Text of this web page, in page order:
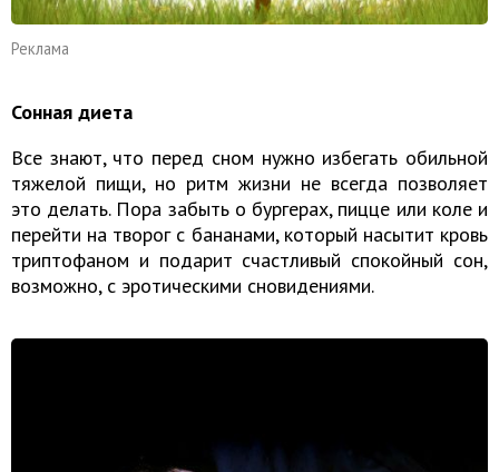
Реклама
Сонная диета
Все знают, что перед сном нужно избегать обильной
тяжелой пищи, но ритм жизни не всегда позволяет
это делать. Пора забыть о бургерах, пицце или коле и
перейти на творог с бананами, который насытит кровь
триптофаном и подарит счастливый спокойный сон,
возможно, с эротическими сновидениями.